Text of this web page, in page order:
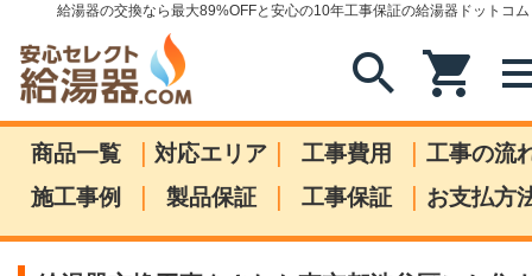
給湯器の交換なら最大89%OFFと安心の10年工事保証の給湯器ドットコム
search shopping_cart
商品一覧 | 対応エリア | 工事費用 | 工事の流
施工事例
| 製品保証 | 工事保証 | お支払方